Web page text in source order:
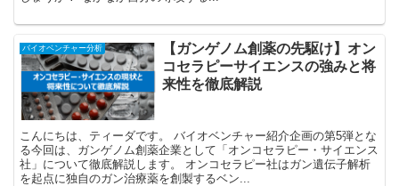
バイオベンチャー分析
【ガンゲノム創薬の先駆け】オン
コセラピーサイエンスの強みと将
来性を徹底解説
こんにちは、ティーダです。 バイオベンチャー紹介企画の第5弾とな
る今回は、ガンゲノム創薬企業として「オンコセラピー・サイエンス
社」について徹底解説します。 オンコセラピー社はガン遺伝子解析
を起点に独自のガン治療薬を創製するベン...